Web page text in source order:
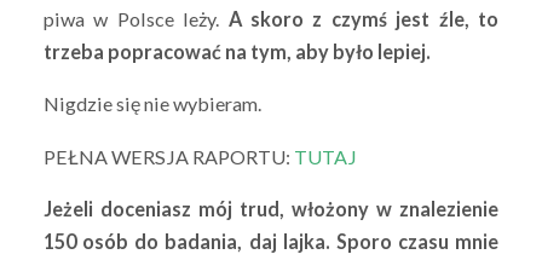
piwa w Polsce leży. A skoro z czymś jest źle, to
trzeba popracować na tym, aby było lepiej.
Nigdzie się nie wybieram.
PEŁNA WERSJA RAPORTU: TUTAJ
Jeżeli doceniasz mój trud, włożony w znalezienie
150 osób do badania, daj lajka. Sporo czasu mnie